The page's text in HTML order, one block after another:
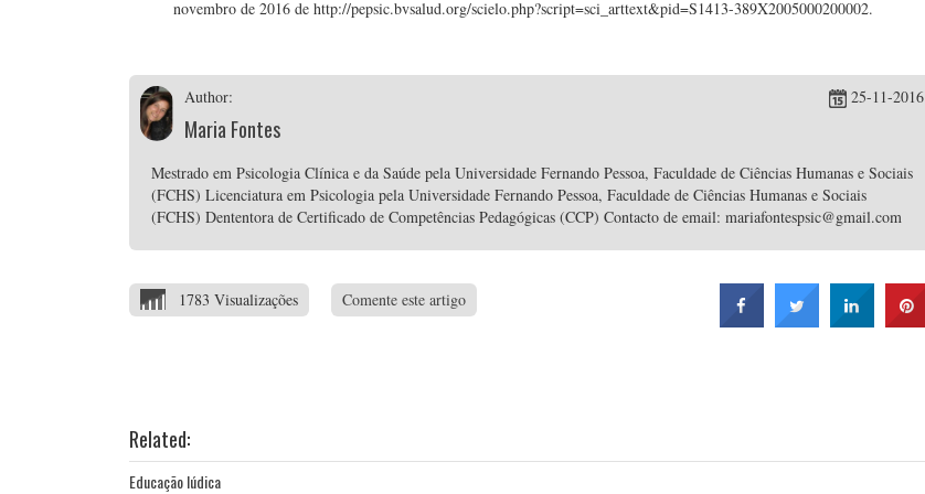
novembro de 2016 de http://pepsic.bvsalud.org/scielo.php?script=sci_arttext&pid=S1413-389X2005000200002.
Author:
Maria Fontes
25-11-2016
Mestrado em Psicologia Clínica e da Saúde pela Universidade Fernando Pessoa, Faculdade de Ciências Humanas e Sociais
(FCHS) Licenciatura em Psicologia pela Universidade Fernando Pessoa, Faculdade de Ciências Humanas e Sociais
(FCHS) Dententora de Certificado de Competências Pedagógicas (CCP) Contacto de email: mariafontespsic@gmail.com
1783 Visualizações Comente este artigo
Related:
Educação lúdica